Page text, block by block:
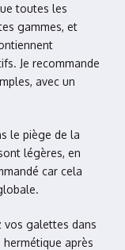
toutes les
gammes, et
Je recommande
avec un
le piège de la
légères, en
car cela
vos galettes dans
après